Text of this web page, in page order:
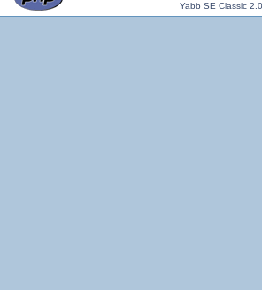
Yabb SE Classic